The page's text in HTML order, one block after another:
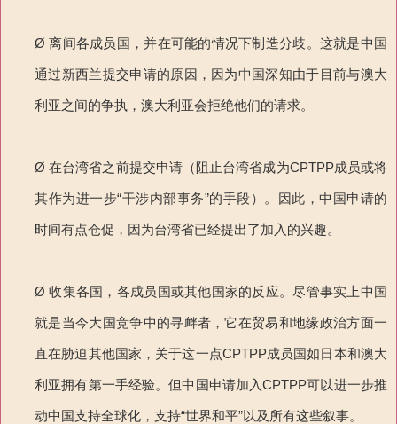
Ø 离间各成员国，并在可能的情况下制造分歧。这就是中国
通过新西兰提交申请的原因，因为中国深知由于目前与澳大
利亚之间的争执，澳大利亚会拒绝他们的请求。
Ø 在台湾省之前提交申请（阻止台湾省成为CPTPP成员或将
其作为进一步“干涉内部事务”的手段）。因此，中国申请的
时间有点仓促，因为台湾省已经提出了加入的兴趣。
Ø 收集各国，各成员国或其他国家的反应。尽管事实上中国
就是当今大国竞争中的寻衅者，它在贸易和地缘政治方面一
直在胁迫其他国家，关于这一点CPTPP成员国如日本和澳大
利亚拥有第一手经验。但中国申请加入CPTPP可以进一步推
动中国支持全球化，支持“世界和平”以及所有这些叙事。